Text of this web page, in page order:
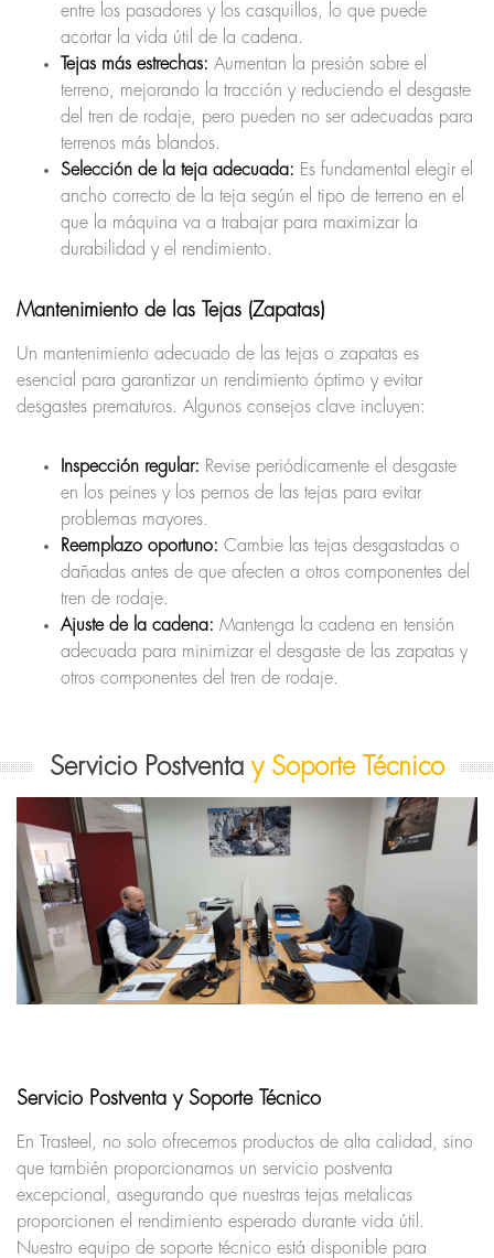
entre los pasadores y los casquillos, lo que puede
acortar la vida útil de la cadena.
Tejas más estrechas: Aumentan la presión sobre el
terreno, mejorando la tracción y reduciendo el desgaste
del tren de rodaje, pero pueden no ser adecuadas para
terrenos más blandos.
Selección de la teja adecuada: Es fundamental elegir el
ancho correcto de la teja según el tipo de terreno en el
que la máquina va a trabajar para maximizar la
durabilidad y el rendimiento.
Mantenimiento de las Tejas (Zapatas)
Un mantenimiento adecuado de las tejas o zapatas es
esencial para garantizar un rendimiento óptimo y evitar
desgastes prematuros. Algunos consejos clave incluyen:
Inspección regular: Revise periódicamente el desgaste
en los peines y los pernos de las tejas para evitar
problemas mayores.
Reemplazo oportuno: Cambie las tejas desgastadas o
dañadas antes de que afecten a otros componentes del
tren de rodaje.
Ajuste de la cadena: Mantenga la cadena en tensión
adecuada para minimizar el desgaste de las zapatas y
otros componentes del tren de rodaje.
Servicio Postventay Soporte Técnico
Servicio Postventa y Soporte Técnico
En Trasteel, no solo ofrecemos productos de alta calidad, sino
que también proporcionamos un servicio postventa
excepcional, asegurando que nuestras tejas metalicas
proporcionen el rendimiento esperado durante vida útil.
Nuestro equipo de soporte técnico está disponible para